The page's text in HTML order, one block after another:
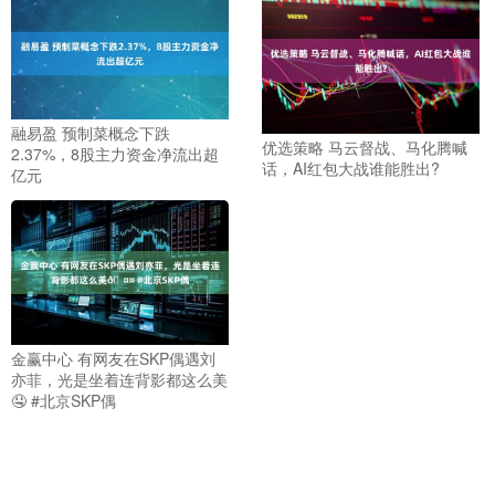
融易盈 预制菜概念下跌
2.37%，8股主力资金净流出超
亿元
优选策略 马云督战、马化腾喊
话，AI红包大战谁能胜出?
金赢中心 有网友在SKP偶遇刘
亦菲，光是坐着连背影都这么美
🤤 #北京SKP偶